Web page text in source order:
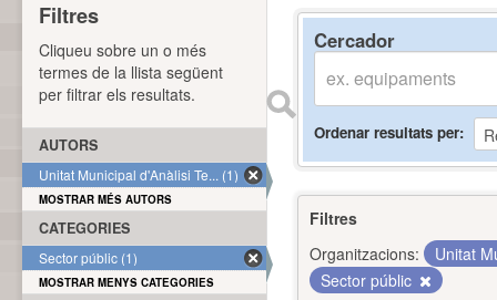
Cercador
Ordenar resultats per
Filtres
Organitzacions:
Unitat
Sector públic
Filtres
Cliqueu sobre un o més
termes de la llista següent
per filtrar els resultats.
AUTORS
Unitat Municipal d'Anàlisi Te... (1)
MOSTRAR MÉS AUTORS
CATEGORIES
Sector públic (1)
MOSTRAR MENYS CATEGORIES